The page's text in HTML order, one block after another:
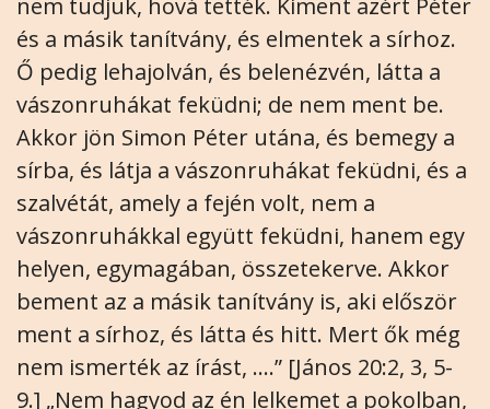
nem tudjuk, hová tették. Kiment azért Péter
és a másik tanítvány, és elmentek a sírhoz.
Ő pedig lehajolván, és belenézvén, látta a
vászonruhákat feküdni; de nem ment be.
Akkor jön Simon Péter utána, és bemegy a
sírba, és látja a vászonruhákat feküdni, és a
szalvétát, amely a fején volt, nem a
vászonruhákkal együtt feküdni, hanem egy
helyen, egymagában, összetekerve. Akkor
bement az a másik tanítvány is, aki először
ment a sírhoz, és látta és hitt. Mert ők még
nem ismerték az írást, ....” [János 20:2, 3, 5-
9.] „Nem hagyod az én lelkemet a pokolban,